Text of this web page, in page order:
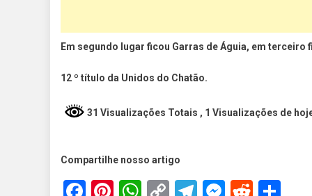
Em segundo lugar ficou Garras de Águia, em
12 º título da Unidos do Chatão.
31 Visualizações Totais , 1 Visualizações de
Compartilhe nosso artigo